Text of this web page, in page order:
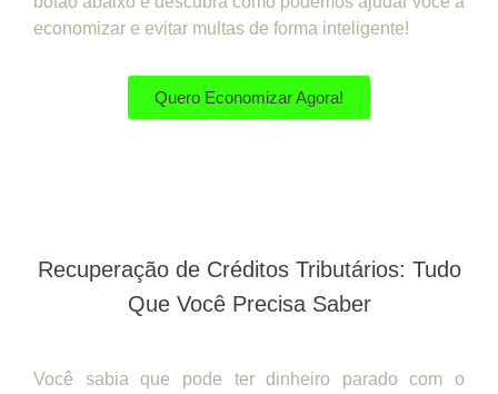
economizar e evitar multas de forma inteligente!
Quero Economizar Agora!
Recuperação de Créditos Tributários: Tudo
Que Você Precisa Saber
Você sabia que pode ter dinheiro parado com o